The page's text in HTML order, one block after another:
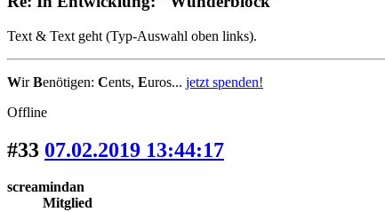
Text & Text geht (Typ-Auswahl oben links).
WirBenötigen: Cents, Euros... jetzt spenden!
Offline
#33 07.02.2019 13:44:17
screamindan
Mitglied